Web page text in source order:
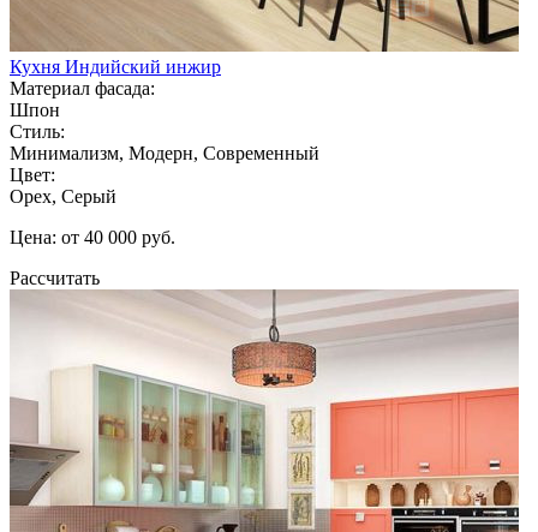
Кухня Индийский инжир
Материал фасада:
Шпон
Стиль:
Минимализм, Модерн, Современный
Цвет:
Орех, Серый
Цена: от 40 000 руб.
Рассчитать